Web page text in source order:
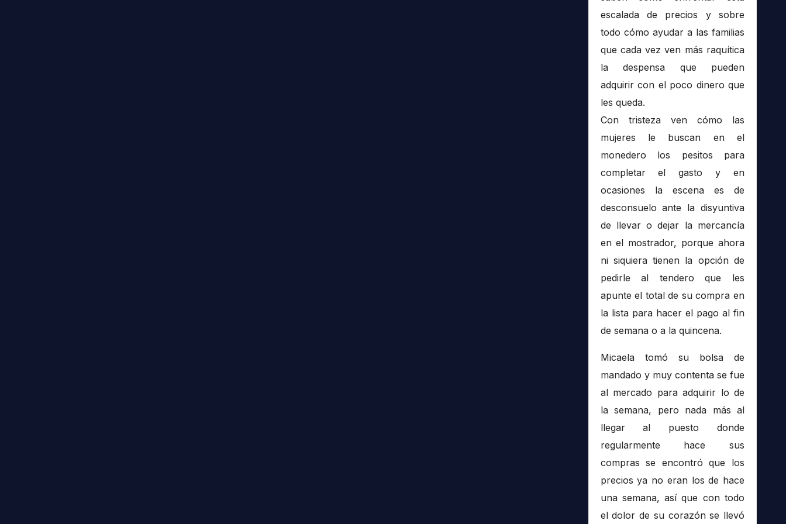
escalada de precios y sobre
todo cómo ayudar a las familias
que cada vez ven más raquítica
la despensa que pueden
adquirir con el poco dinero que
les queda.
Con tristeza ven cómo las
mujeres le buscan en el
monedero los pesitos para
completar el gasto y en
ocasiones la escena es de
desconsuelo ante la disyuntiva
de llevar o dejar la mercancía
en el mostrador, porque ahora
ni siquiera tienen la opción de
pedirle al tendero que les
apunte el total de su compra en
la lista para hacer el pago al fin
de semana o a la quincena.
Micaela tomó su bolsa de
mandado y muy contenta se fue
al mercado para adquirir lo de
la semana, pero nada más al
llegar al puesto donde
regularmente hace sus
compras se encontró que los
precios ya no eran los de hace
una semana, así que con todo
el dolor de su corazón se llevó